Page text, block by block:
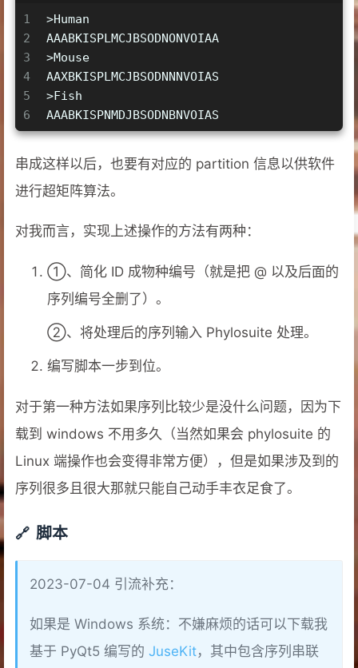
1
2
3
4
5
6
>Human
AAABKISPLMCJBSODNONVOIAA
>Mouse
AAXBKISPLMCJBSODNNNVOIAS
>Fish
AAABKISPNMDJBSODNBNVOIAS
串成这样以后，也要有对应的 partition 信息以供软件
进行超矩阵算法。
对我而言，实现上述操作的方法有两种：
①、简化 ID 成物种编号（就是把 @ 以及后面的
序列编号全删了）。
②、将处理后的序列输入 Phylosuite 处理。
编写脚本一步到位。
对于第一种方法如果序列比较少是没什么问题，因为下
载到 windows 不用多久（当然如果会 phylosuite 的
Linux 端操作也会变得非常方便），但是如果涉及到的
序列很多且很大那就只能自己动手丰衣足食了。
脚本
2023-07-04 引流补充：
如果是 Windows 系统：不嫌麻烦的话可以下载我
基于 PyQt5 编写的 JuseKit，其中包含序列串联